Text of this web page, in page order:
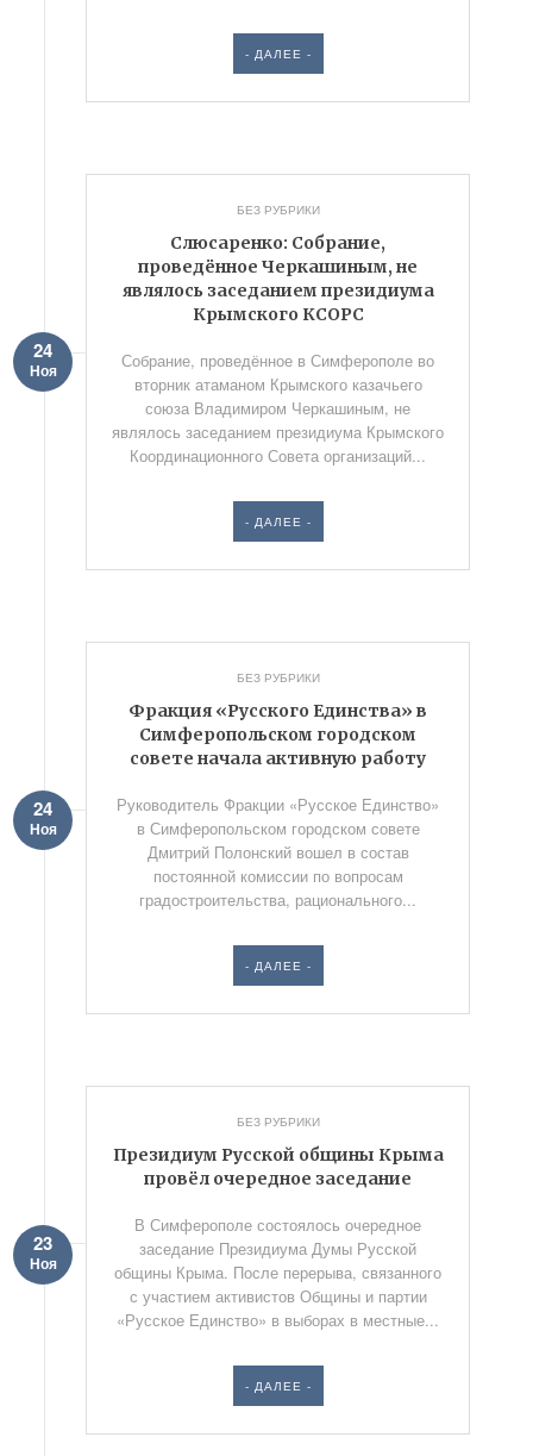
- ДАЛЕЕ -
БЕЗ РУБРИКИ
Слюсаренко: Собрание,
проведённое Черкашиным, не
являлось заседанием президиума
Крымского КСОРС
24
Ноя
Собрание, проведённое в Симферополе во
вторник атаманом Крымского казачьего
союза Владимиром Черкашиным, не
являлось заседанием президиума Крымского
Координационного Совета организаций...
- ДАЛЕЕ -
БЕЗ РУБРИКИ
Фракция «Русского Единства» в
Симферопольском городском
совете начала активную работу
24
Ноя
Руководитель Фракции «Русское Единство»
в Симферопольском городском совете
Дмитрий Полонский вошел в состав
постоянной комиссии по вопросам
градостроительства, рационального...
- ДАЛЕЕ -
БЕЗ РУБРИКИ
Президиум Русской общины Крыма
провёл очередное заседание
23
Ноя
В Симферополе состоялось очередное
заседание Президиума Думы Русской
общины Крыма. После перерыва, связанного
с участием активистов Общины и партии
«Русское Единство» в выборах в местные...
- ДАЛЕЕ -